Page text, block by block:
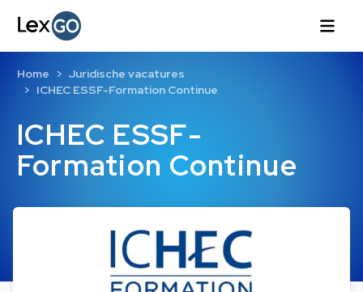
ICHEC ESSF-
Formation Continue
Home
Juridische vacatures
ICHEC ESSF-Formation Continue